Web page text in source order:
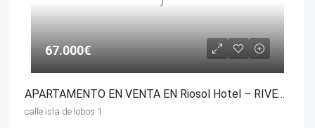
67.000€
APARTAMENTO EN VENTA EN Riosol Hotel – RIVERSUN-TOURISTIC
calle isla de lobos 1